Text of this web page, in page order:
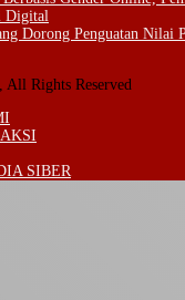
Digital
Dorong Penguatan Nilai
Rights Reserved
SIBER